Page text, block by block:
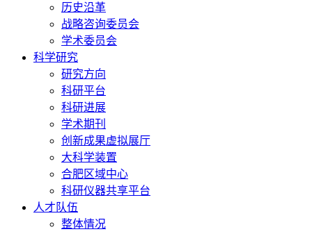
历史沿革
战略咨询委员会
学术委员会
科学研究
研究方向
科研平台
科研进展
学术期刊
创新成果虚拟展厅
大科学装置
合肥区域中心
科研仪器共享平台
人才队伍
整体情况